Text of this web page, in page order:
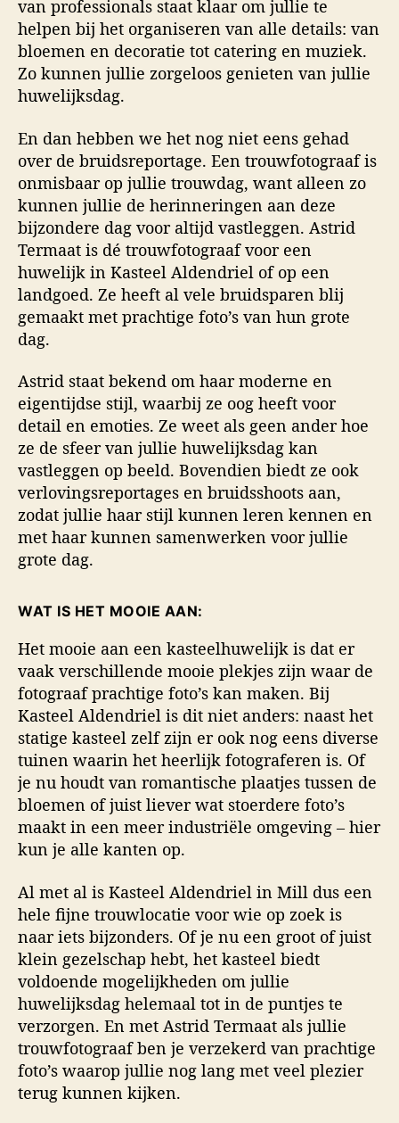
van professionals staat klaar om jullie te
helpen bij het organiseren van alle details: van
bloemen en decoratie tot catering en muziek.
Zo kunnen jullie zorgeloos genieten van jullie
huwelijksdag.
En dan hebben we het nog niet eens gehad
over de bruidsreportage. Een trouwfotograaf is
onmisbaar op jullie trouwdag, want alleen zo
kunnen jullie de herinneringen aan deze
bijzondere dag voor altijd vastleggen. Astrid
Termaat is dé trouwfotograaf voor een
huwelijk in Kasteel Aldendriel of op een
landgoed. Ze heeft al vele bruidsparen blij
gemaakt met prachtige foto’s van hun grote
dag.
Astrid staat bekend om haar moderne en
eigentijdse stijl, waarbij ze oog heeft voor
detail en emoties. Ze weet als geen ander hoe
ze de sfeer van jullie huwelijksdag kan
vastleggen op beeld. Bovendien biedt ze ook
verlovingsreportages en bruidsshoots aan,
zodat jullie haar stijl kunnen leren kennen en
met haar kunnen samenwerken voor jullie
grote dag.
WAT IS HET MOOIE AAN:
Het mooie aan een kasteelhuwelijk is dat er
vaak verschillende mooie plekjes zijn waar de
fotograaf prachtige foto’s kan maken. Bij
Kasteel Aldendriel is dit niet anders: naast het
statige kasteel zelf zijn er ook nog eens diverse
tuinen waarin het heerlijk fotograferen is. Of
je nu houdt van romantische plaatjes tussen de
bloemen of juist liever wat stoerdere foto’s
maakt in een meer industriële omgeving – hier
kun je alle kanten op.
Al met al is Kasteel Aldendriel in Mill dus een
hele fijne trouwlocatie voor wie op zoek is
naar iets bijzonders. Of je nu een groot of juist
klein gezelschap hebt, het kasteel biedt
voldoende mogelijkheden om jullie
huwelijksdag helemaal tot in de puntjes te
verzorgen. En met Astrid Termaat als jullie
trouwfotograaf ben je verzekerd van prachtige
foto’s waarop jullie nog lang met veel plezier
terug kunnen kijken.